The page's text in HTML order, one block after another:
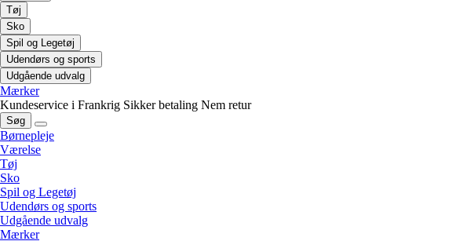
Tøj
Sko
Spil og Legetøj
Udendørs og sports
Udgående udvalg
Mærker
Kundeservice i Frankrig Sikker betaling Nem retur
Søg
Børnepleje
Værelse
Tøj
Sko
Spil og Legetøj
Udendørs og sports
Udgående udvalg
Mærker